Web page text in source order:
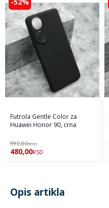
Futrola Gentle Color za
Huawei Honor 90, crna
990,00RSD
480,00RSD
Opis artikla